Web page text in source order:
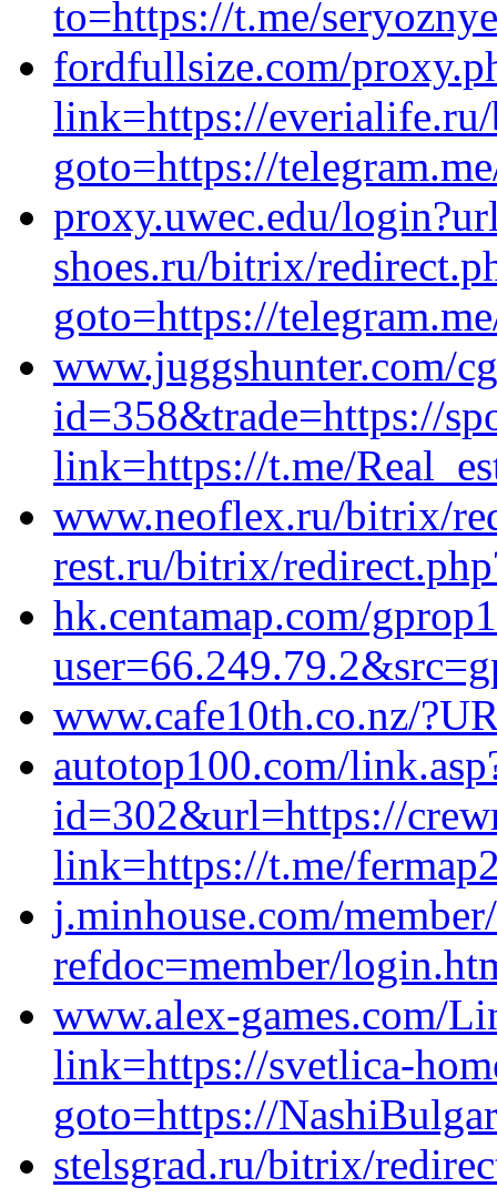
to=https://t.me/
fordfullsize.com/
link=https://
goto=https://
proxy.uwec.edu/
shoes.ru/bitrix/
goto=https://
www.juggshunter.com/
id=358&trade=https://
link=https://t.me/
www.neoflex.ru/bitrix/
rest.ru/bitrix/
hk.centamap.com/
www.cafe10th.co.nz/
autotop100.com/
id=302&url=https://
link=https://t.me/
j.minhouse.com/
refdoc=member/
www.alex-games.com/
link=https://svetlica-
goto=https://
stelsgrad.ru/bitrix/